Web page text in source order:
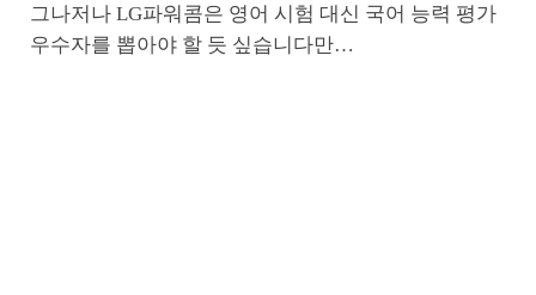
그나저나 LG파워콤은 영어 시험 대신 국어 능력 평가
우수자를 뽑아야 할 듯 싶습니다만…